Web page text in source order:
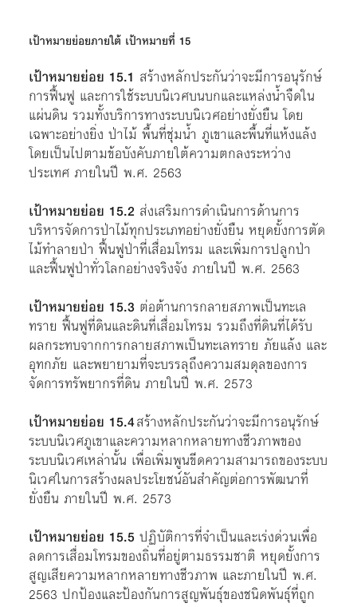
เป้าหมายย่อยภายใต้ เป้าหมายที่ 15
เป้าหมายย่อย 15.1 สร้างหลักประกันว่าจะมีการอนุรักษ์
การฟื้นฟู และการใช้ระบบนิเวศบนบกและแหล่งน้ำจืดใน
แผ่นดิน รวมทั้งบริการทางระบบนิเวศอย่างยั่งยืน โดย
เฉพาะอย่างยิ่ง ป่าไม้ พื้นที่ชุ่มน้ำ ภูเขาและพื้นที่แห้งแล้ง
โดยเป็นไปตามข้อบังคับภายใต้ความตกลงระหว่าง
ประเทศ ภายในปี พ.ศ. 2563
เป้าหมายย่อย 15.2 ส่งเสริมการดำเนินการด้านการ
บริหารจัดการป่าไม้ทุกประเภทอย่างยั่งยืน หยุดยั้งการตัด
ไม้ทำลายป่า ฟื้นฟูป่าที่เสื่อมโทรม และเพิ่มการปลูกป่า
และฟื้นฟูป่าทั่วโลกอย่างจริงจัง ภายในปี พ.ศ. 2563
เป้าหมายย่อย 15.3 ต่อต้านการกลายสภาพเป็นทะเล
ทราย ฟื้นฟูที่ดินและดินที่เสื่อมโทรม รวมถึงที่ดินที่ได้รับ
ผลกระทบจากการกลายสภาพเป็นทะเลทราย ภัยแล้ง และ
อุทกภัย และพยายามที่จะบรรลุถึงความสมดุลของการ
จัดการทรัพยากรที่ดิน ภายในปี พ.ศ. 2573
เป้าหมายย่อย 15.4สร้างหลักประกันว่าจะมีการอนุรักษ์
ระบบนิเวศภูเขาและความหลากหลายทางชีวภาพของ
ระบบนิเวศเหล่านั้น เพื่อเพิ่มพูนขีดความสามารถของระบบ
นิเวศในการสร้างผลประโยชน์อันสำคัญต่อการพัฒนาที่
ยั่งยืน ภายในปี พ.ศ. 2573
เป้าหมายย่อย 15.5ปฏิบัติการที่จำเป็นและเร่งด่วนเพื่อ
ลดการเสื่อมโทรมของถิ่นที่อยู่ตามธรรมชาติ หยุดยั้งการ
สูญเสียความหลากหลายทางชีวภาพ และภายในปี พ.ศ.
2563 ปกป้องและป้องกันการสูญพันธุ์ของชนิดพันธุ์ที่ถูก